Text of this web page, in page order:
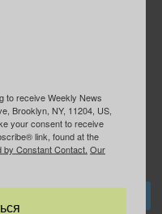
Группа “ИЩУ СОВЕТА”
ForumDaily
to receive Weekly News
Brooklyn, NY, 11204, US,
your consent to receive
link, found at the
Constant Contact. Our